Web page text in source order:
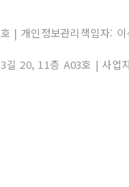
| 개인정보관리책임자
길 20, 11층 A03호 | 사업